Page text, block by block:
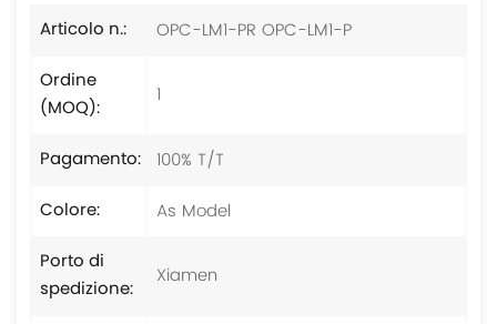
Articolo n.:
OPC-LM1-PR OPC-LM1-P
Ordine
(MOQ):
1
Pagamento: 100% T/T
Colore:
As Model
Porto di
spedizione:
Xiamen